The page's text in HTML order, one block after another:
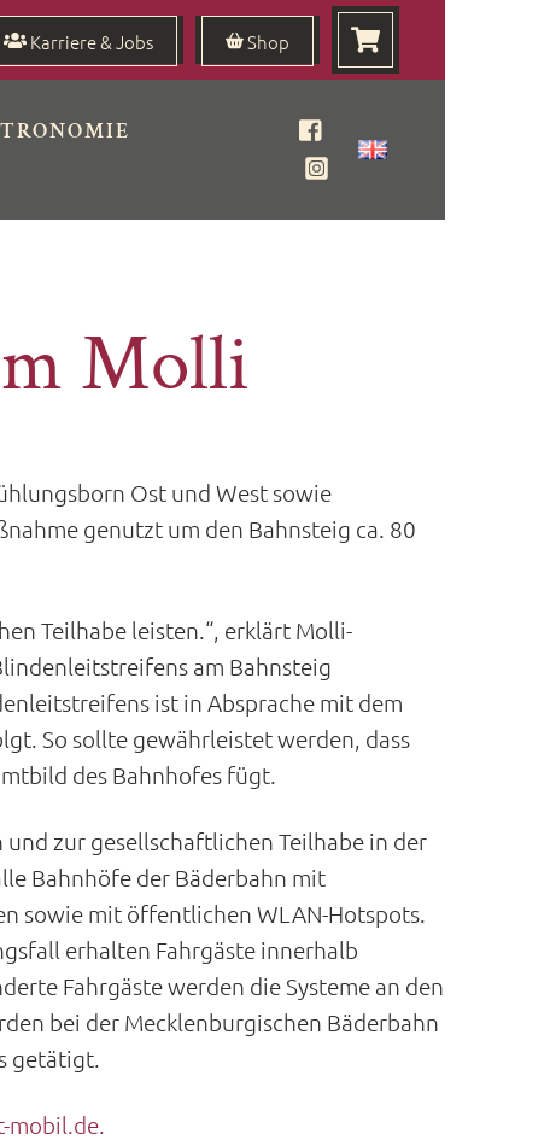
Karriere & Jobs Shop
Facebook
Instagram
Molli
Ost und West sowie
genutzt um den Bahnsteig ca. 80
Teilhabe leisten.“, erklärt Molli-
am Bahnsteig
ist in Absprache mit dem
So sollte gewährleistet werden, dass
des Bahnhofes fügt.
zur gesellschaftlichen Teilhabe in der
Bahnhöfe der Bäderbahn mit
sowie mit öffentlichen WLAN-Hotspots.
erhalten Fahrgäste innerhalb
Fahrgäste werden die Systeme an den
bei der Mecklenburgischen Bäderbahn
getätigt.